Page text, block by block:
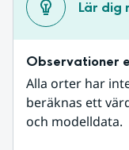
Lär dig
Observationer
Alla orter har
beräknas ett
och modelldata.